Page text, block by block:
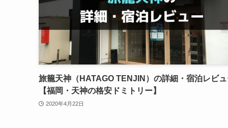
旅籠天神（HATAGO TENJIN）の詳細・宿泊レビ
【福岡・天神の格安ドミトリー】
2020年4月22日